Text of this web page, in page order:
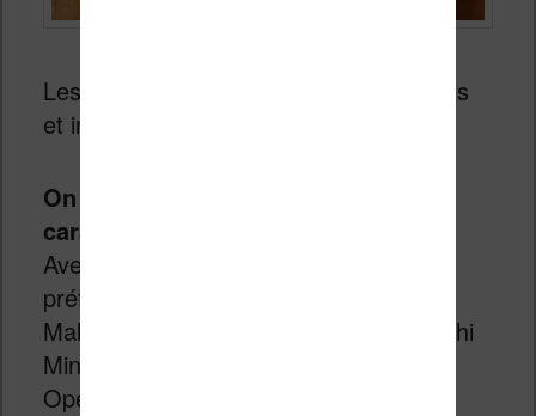
Les options de lecture sont nombreuses
et intéressantes :
On peut choisir une police de
caractères
Avenir Next, Caecilia, Georgia (ma
préférée), Gill Sans, Kono Nickel,
Malabar, AR UDJingxihei, Kobo Tsukushi
Mincho, Kobo UD Kakugo et
OpenDyslexic.